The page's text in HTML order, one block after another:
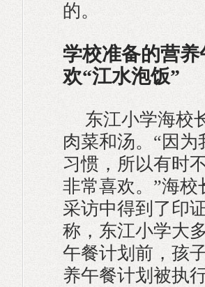
的。
学校准备的营
欢“江水泡饭”
东江小学海校
肉菜和汤。“因
习惯，所以有时
非常喜欢。”海
采访中得到了印
称，东江小学大
午餐计划前，孩
养午餐计划被执